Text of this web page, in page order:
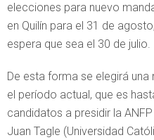
elecciones para nuevo
en Quilín para el 31 de
espera que sea el 30 de julio.
De esta forma se elegirá
el período actual, que es
candidatos a presidir la
Juan Tagle (Universidad